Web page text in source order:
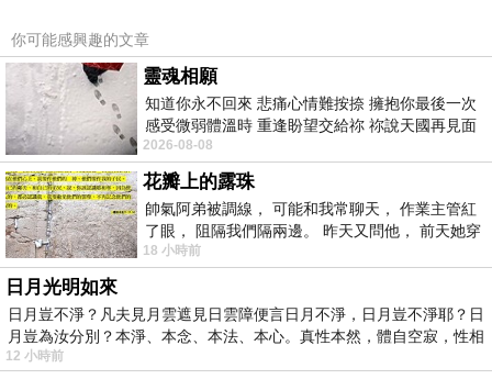
你可能感興趣的文章
靈魂相願
知道你永不回來 悲痛心情難按捺 擁抱你最後一次
感受微弱體溫時 重逢盼望交給祢 祢說天國再見面
此刻忍淚說別離 他日靈魂再
2026-08-08
花瓣上的露珠
帥氣阿弟被調線， 可能和我常聊天， 作業主管紅
了眼， 阻隔我們隔兩邊。 昨天又問他， 前天她穿
什麼顏色衣服， 不經
18 小時前
日月光明如來
日月豈不淨？凡夫見月雲遮見日雲障便言日月不淨，日月豈不淨耶？日
月豈為汝分別？本淨、本念、本法、本心。真性本然，體自空寂，性相
12 小時前